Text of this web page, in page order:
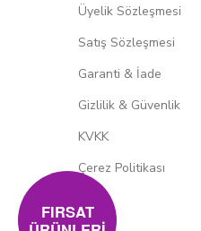
Üyelik Sözleşmesi
Satış Sözleşmesi
Garanti & İade
Gizlilik & Güvenlik
KVKK
Çerez Politikası
FIRSAT